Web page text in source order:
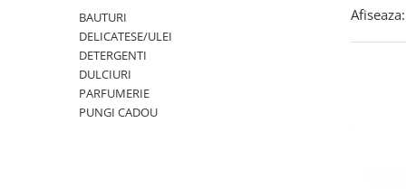
BAUTURI
DELICATESE/ULEI
DETERGENTI
DULCIURI
PARFUMERIE
PUNGI CADOU
Afiseaza: